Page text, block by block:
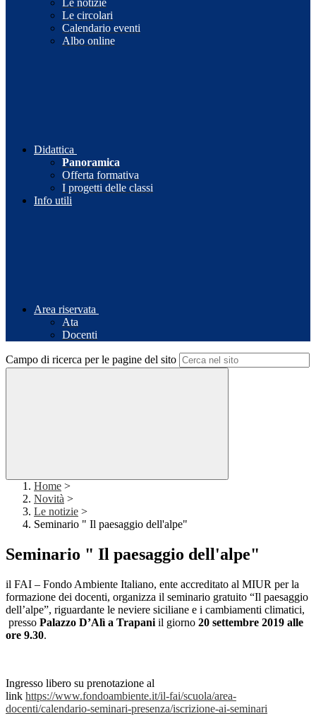
Le notizie
Le circolari
Calendario eventi
Albo online
Didattica
Panoramica
Offerta formativa
I progetti delle classi
Info utili
Area riservata
Ata
Docenti
Campo di ricerca per le pagine del sito
Home >
Novità >
Le notizie >
Seminario " Il paesaggio dell'alpe"
Seminario " Il paesaggio dell'alpe"
il FAI – Fondo Ambiente Italiano, ente accreditato al MIUR per la
formazione dei docenti, organizza il seminario gratuito “Il paesaggio
dell’alpe”, riguardante le neviere siciliane e i cambiamenti climatici,
presso Palazzo D’Alì a Trapani il giorno 20 settembre 2019 alle
ore 9.30.
Ingresso libero su prenotazione al
link https://www.fondoambiente.it/il-fai/scuola/area-
docenti/calendario-seminari-presenza/iscrizione-ai-seminari